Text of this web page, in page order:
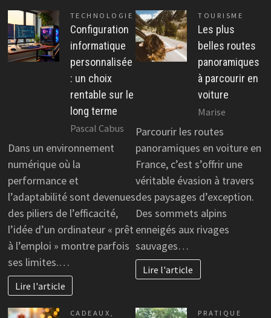
TECHNOLOGIE
Configuration
informatique
personnalisée
: un choix
rentable sur le
long terme
Pascal Cabus
Dans un environnement
numérique où la
performance et
l’adaptabilité sont devenues
des piliers de l’efficacité,
l’idée d’un ordinateur « prêt
à l’emploi » montre parfois
ses limites.…
Lire l'article
TOURISME
Les plus
belles routes
panoramiques
à parcourir en
voiture
Marise
Parcourir les routes
panoramiques en voiture en
France, c’est s’offrir une
véritable évasion à travers
des paysages d’exception.
Des sommets alpins
enneigés aux rivages
sauvages…
Lire l'article
CADEAUX PRATIQUE